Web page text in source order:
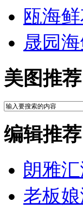
瓯海
晟园
美图推荐
编辑推荐
朗雅
老板